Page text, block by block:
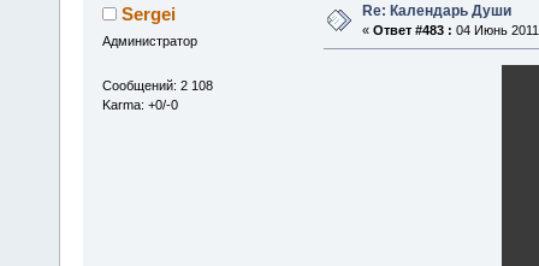
Sergei
Администратор
Сообщений: 2 108
Karma: +0/-0
Re: Календарь Души
« Ответ #483 : 04 Июнь